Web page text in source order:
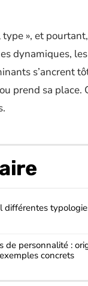
», et
dynamiques,
s’ancrent
prend sa
différentes
de personnalité :
concrets